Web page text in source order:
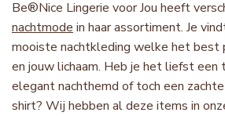
Be®Nice Lingerie voor Jou heeft
nachtmode in haar assortiment. Je
mooiste nachtkleding welke het best
en jouw lichaam. Heb je het liefst een
elegant nachthemd of toch een
shirt? Wij hebben al deze items in